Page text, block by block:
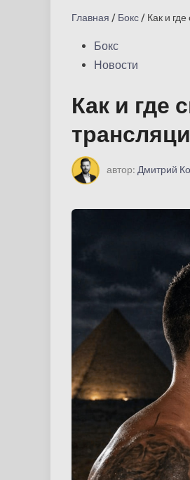
Главная / Бокс/ Как и
Опубликовано
Бокс
Новости
Как и где
автор: Дмитрий